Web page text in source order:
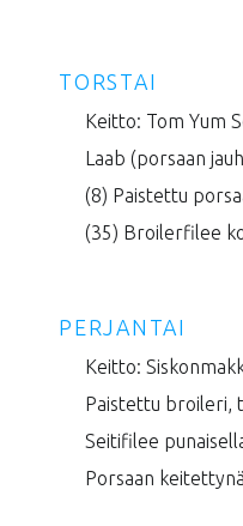
TORSTAI
Keitto: Tom Yum
Laab (porsaan
(8) Paistettu
(35) Broilerfilee
PERJANTAI
Keitto:
Paistettu broileri,
Seitifilee
Porsaan